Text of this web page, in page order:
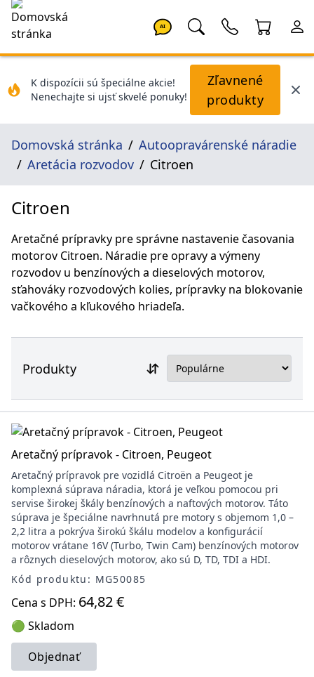
AI
K dispozícii sú špeciálne akcie!
Nenechajte si ujsť skvelé ponuky!
Zľavnené
produkty
Domovská stránka
Autoopravárenské náradie
Aretácia rozvodov
Citroen
Citroen
Aretačné prípravky pre správne nastavenie časovania
motorov Citroen. Náradie pre opravy a výmeny
rozvodov u benzínových a dieselových motorov,
sťahováky rozvodových kolies, prípravky na blokovanie
vačkového a kľukového hriadeľa.
Produkty
Aretačný prípravok - Citroen, Peugeot
Aretačný prípravok pre vozidlá Citroën a Peugeot je
komplexná súprava náradia, ktorá je veľkou pomocou pri
servise širokej škály benzínových a naftových motorov. Táto
súprava je špeciálne navrhnutá pre motory s objemom 1,0 –
2,2 litra a pokrýva širokú škálu modelov a konfigurácií
motorov vrátane 16V (Turbo, Twin Cam) benzínových motorov
a rôznych dieselových motorov, ako sú D, TD, TDI a HDI.
Kód produktu: MG50085
Cena s DPH: 64,82 €
🟢 Skladom
Objednať